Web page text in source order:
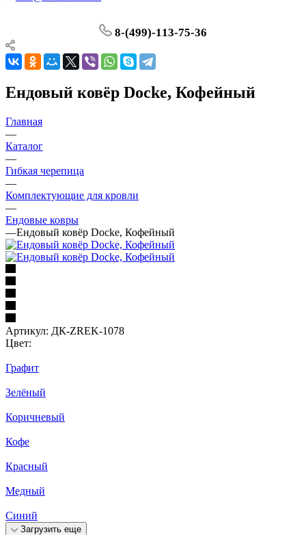
8-(499)-113-75-36
Ендовый ковёр Docke, Кофейный
Главная
—
Каталог
—
Гибкая черепица
—
Комплектующие для кровли
—
Ендовые ковры
—Ендовый ковёр Docke, Кофейный
Артикул: ДК-ZREK-1078
Цвет:
Графит
Зелёный
Коричневый
Кофе
Красный
Медный
Синий
Загрузить еще